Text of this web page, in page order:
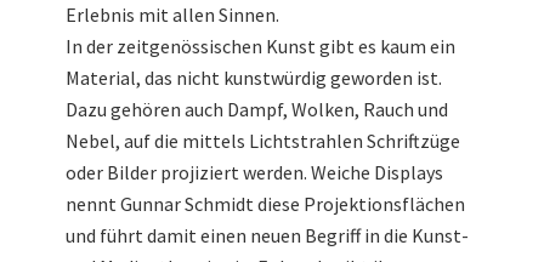
Erlebnis mit allen Sinnen.
In der zeitgenössischen Kunst gibt es kaum ein
Material, das nicht kunstwürdig geworden ist.
Dazu gehören auch Dampf, Wolken, Rauch und
Nebel, auf die mittels Lichtstrahlen Schriftzüge
oder Bilder projiziert werden. Weiche Displays
nennt Gunnar Schmidt diese Projektionsflächen
und führt damit einen neuen Begriff in die Kunst-